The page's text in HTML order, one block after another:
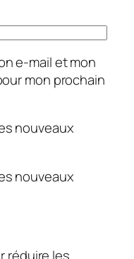
e-mail et mon
mon prochain
nouveaux
nouveaux
réduire les